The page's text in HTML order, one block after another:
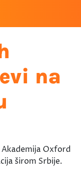
na
Oxford
širom Srbije.